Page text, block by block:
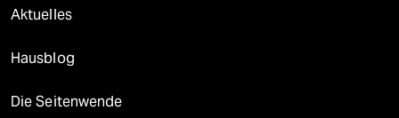
Aktuelles
Hausblog
Die Seitenwende